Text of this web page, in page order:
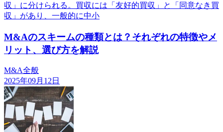
収」に分けられる。買収には「友好的買収」と「同意なき買
収」があり、一般的に中小
M&Aのスキームの種類とは？それぞれの特徴やメ
リット、選び方を解説
M&A全般
2025年09月12日